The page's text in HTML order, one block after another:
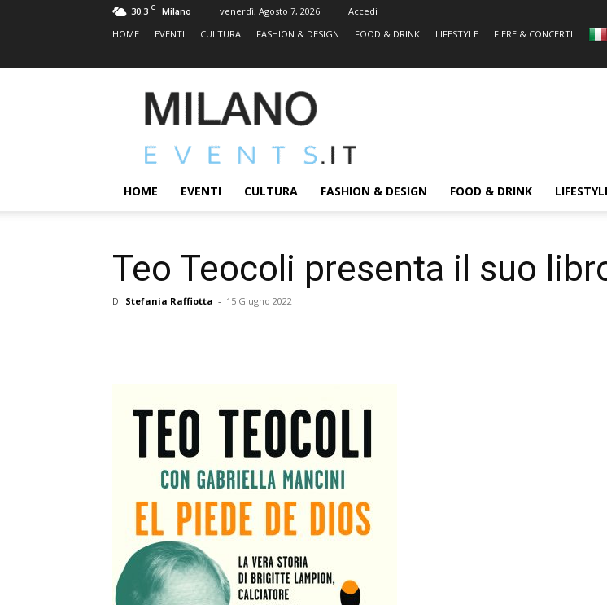
30.3 C Milano venerdì, Agosto 7, 2026
Accedi
HOME
EVENTI CULTURA FASHION & DESIGN FOOD & DRINK LIFESTYLE FIERE & CONCERTI
MILANOEVENTS.IT
|
2.0
ed
Eventi
HOME EVENTI CULTURA FASHION & DESIGN FOOD & DRINK
Teo Teocoli presenta il suo
Di Stefania Raffiotta - 15 Giugno 2022